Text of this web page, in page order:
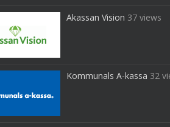
Akassan Vision 37 views
Kommunals A-kassa 32